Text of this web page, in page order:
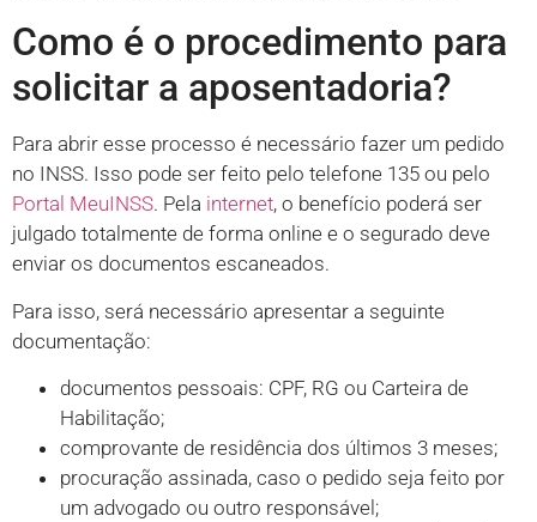
Como é o procedimento para
solicitar a aposentadoria?
Para abrir esse processo é necessário fazer um pedido
no INSS. Isso pode ser feito pelo telefone 135 ou pelo
Portal MeuINSS. Pela internet, o benefício poderá ser
julgado totalmente de forma online e o segurado deve
enviar os documentos escaneados.
Para isso, será necessário apresentar a seguinte
documentação:
documentos pessoais: CPF, RG ou Carteira de
Habilitação;
comprovante de residência dos últimos 3 meses;
procuração assinada, caso o pedido seja feito por
um advogado ou outro responsável;